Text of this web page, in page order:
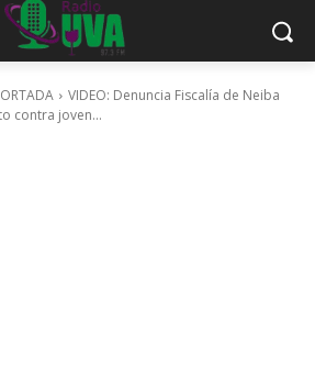
VIDEO: Denuncia Fiscalía de Neiba
contra joven...